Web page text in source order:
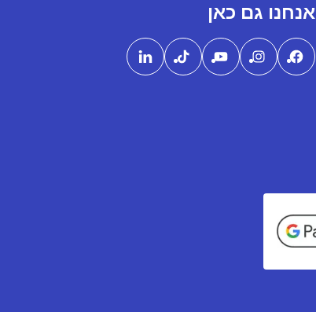
אנחנו גם כאן
Google Pay